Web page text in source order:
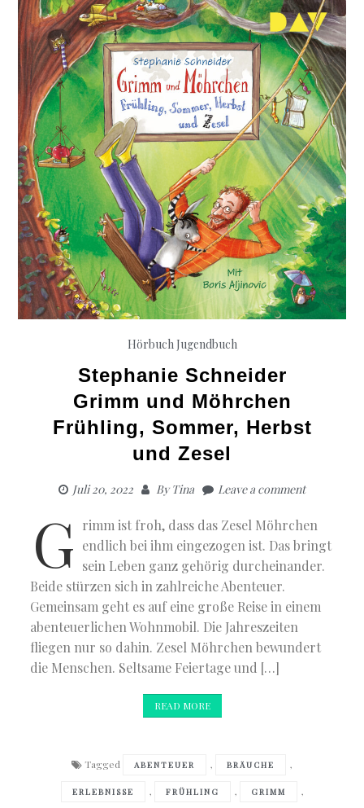
all
Hörbuch Jugendbuch
Stephanie Schneider
Grimm und Möhrchen
Frühling, Sommer, Herbst
und Zesel
Juli 20, 2022 ByTina Leave a comment
G rimm ist froh, dass das Zesel Möhrchen
endlich bei ihm eingezogen ist. Das bringt
sein Leben ganz gehörig durcheinander.
Beide stürzen sich in zahlreiche Abenteuer.
Gemeinsam geht es auf eine große Reise in einem
abenteuerlichen Wohnmobil. Die Jahreszeiten
fliegen nur so dahin. Zesel Möhrchen bewundert
die Menschen. Seltsame Feiertage und […]
READ MORE
Tagged ABENTEUER , BRÄUCHE ,
ERLEBNISSE , FRÜHLING , GRIMM ,